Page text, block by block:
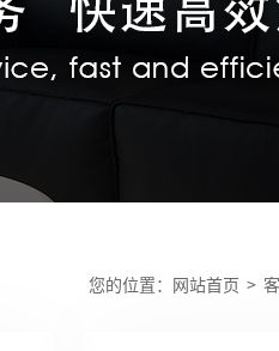
您的位置： 网站首页 >